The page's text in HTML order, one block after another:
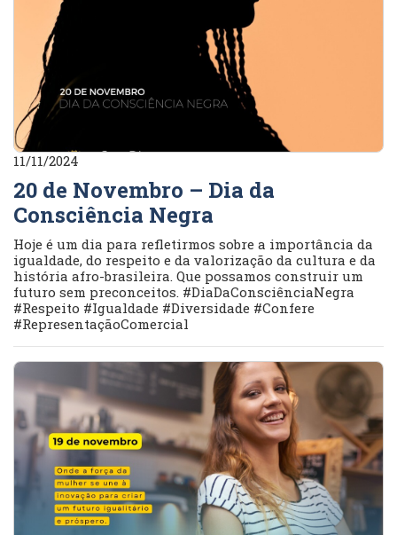
11/11/2024
20 de Novembro – Dia da
Consciência Negra
Hoje é um dia para refletirmos sobre a importância da
igualdade, do respeito e da valorização da cultura e da
história afro-brasileira. Que possamos construir um
futuro sem preconceitos. #DiaDaConsciênciaNegra
#Respeito #Igualdade #Diversidade #Confere
#RepresentaçãoComercial